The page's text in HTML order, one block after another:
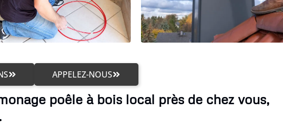
APPELEZ-NOUS
poêle à bois local près de chez vous,